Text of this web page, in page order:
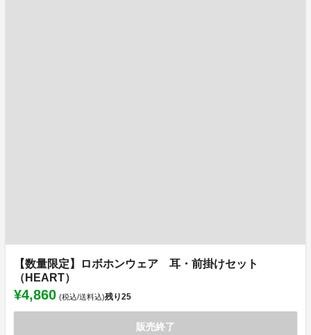
【数量限定】ロボホンウェア 耳・前掛けセット
（HEART）
¥4,860 (税込/送料込)残り25
販売終了